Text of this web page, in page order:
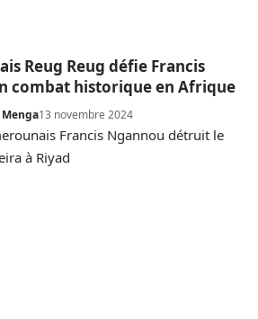
Reug Reug défie Francis
combat historique en Afrique
13 novembre 2024